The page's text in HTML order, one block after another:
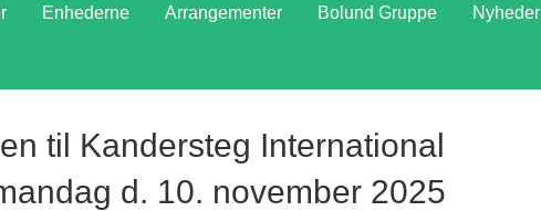
Enhederne Arrangementer Bolund Gruppe Nyheder
til Kandersteg International
d. 10. november 2025